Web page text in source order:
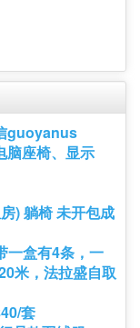
guoyanus
脑座椅、显示
) 躺椅 未开包成
一盒有4条，一
米，法拉盛自取
套